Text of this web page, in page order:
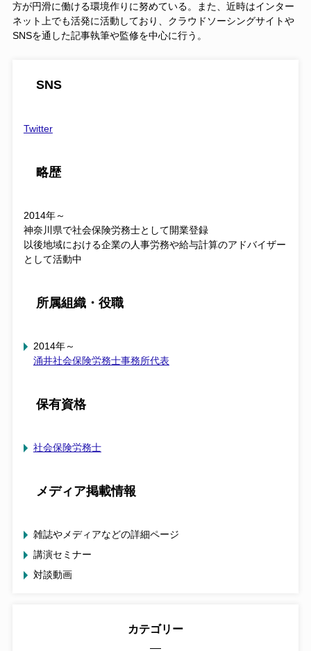
方が円滑に働ける環境作りに努めている。また、近時はインター
ネット上でも活発に活動しており、クラウドソーシングサイトや
SNSを通した記事執筆や監修を中心に行う。
SNS
Twitter
略歴
2014年～
神奈川県で社会保険労務士として開業登録
以後地域における企業の人事労務や給与計算のアドバイザー
として活動中
所属組織・役職
2014年～
涌井社会保険労務士事務所代表
保有資格
社会保険労務士
メディア掲載情報
雑誌やメディアなどの詳細ページ
講演セミナー
対談動画
カテゴリー